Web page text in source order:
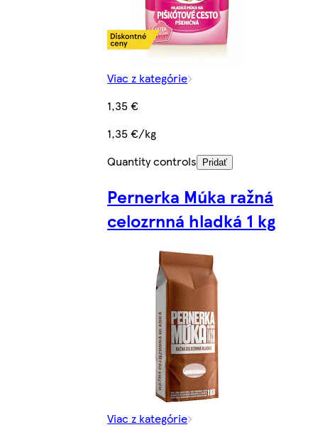
Viac z kategórie
1,35 €
1,35 €/kg
Quantity controls
Pridať
Pernerka Múka ražná
celozrnná hladká 1 kg
Viac z kategórie